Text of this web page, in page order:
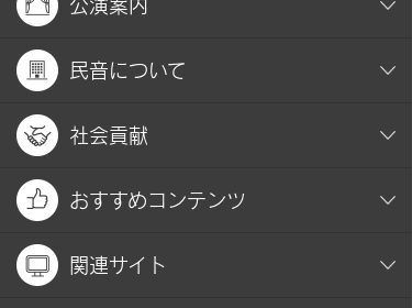
公演案内
民音について
社会貢献
おすすめコンテンツ
関連サイト